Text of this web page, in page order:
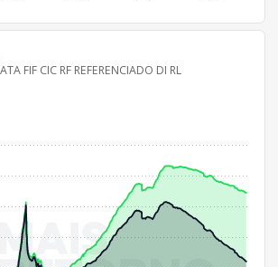
FIF CIC RF REFERENCIADO DI RL